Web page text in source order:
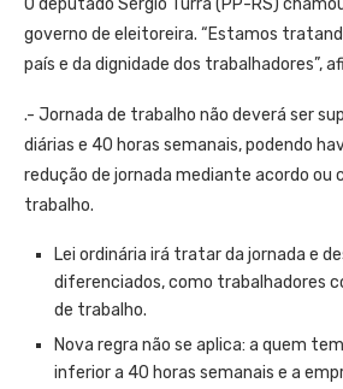
O deputado Sérgio Turra (PP-RS)
governo de eleitoreira. “Estamos
país e da dignidade dos trabalhadores”,
.- Jornada de trabalho não deverá ser
diárias e 40 horas semanais, podendo
redução de jornada mediante acordo ou
trabalho.
Lei ordinária irá tratar da jornada e
diferenciados, como trabalhadores
de trabalho.
Nova regra não se aplica: a quem
inferior a 40 horas semanais e a